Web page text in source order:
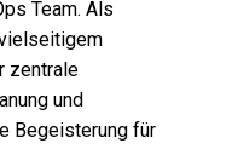
Team. Als
zentrale
und
Begeisterung für